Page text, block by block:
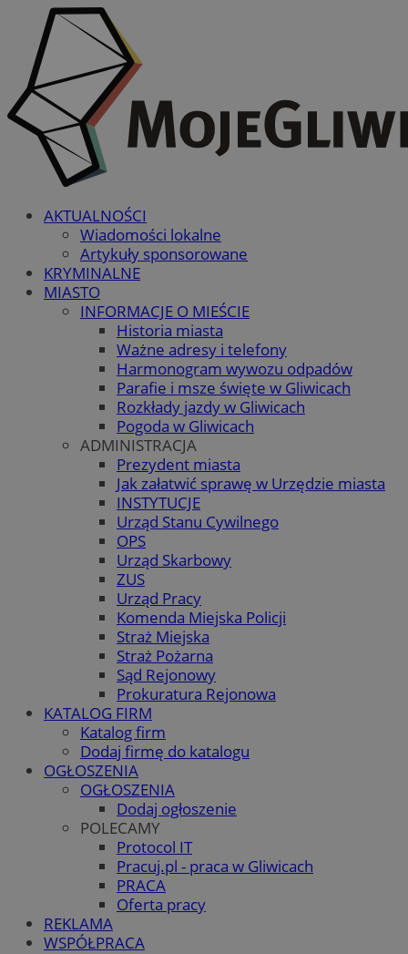
AKTUALNOŚCI
Wiadomości lokalne
Artykuły sponsorowane
KRYMINALNE
MIASTO
INFORMACJE O MIEŚCIE
Historia miasta
Ważne adresy i telefony
Harmonogram wywozu odpadów
Parafie i msze święte w Gliwicach
Rozkłady jazdy w Gliwicach
Pogoda w Gliwicach
ADMINISTRACJA
Prezydent miasta
Jak załatwić sprawę w Urzędzie miasta
INSTYTUCJE
Urząd Stanu Cywilnego
OPS
Urząd Skarbowy
ZUS
Urząd Pracy
Komenda Miejska Policji
Straż Miejska
Straż Pożarna
Sąd Rejonowy
Prokuratura Rejonowa
KATALOG FIRM
Katalog firm
Dodaj firmę do katalogu
OGŁOSZENIA
OGŁOSZENIA
Dodaj ogłoszenie
POLECAMY
Protocol IT
Pracuj.pl - praca w Gliwicach
PRACA
Oferta pracy
REKLAMA
WSPÓŁPRACA